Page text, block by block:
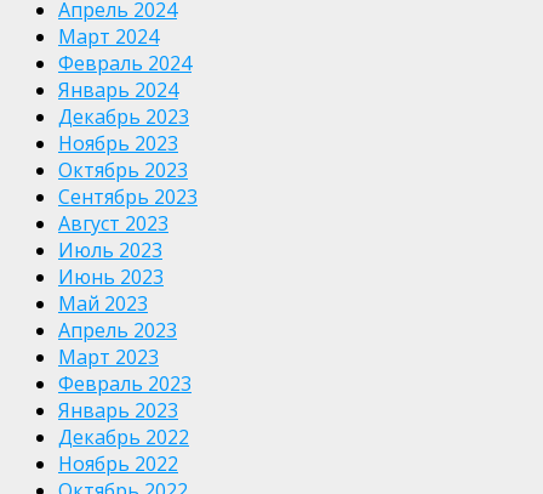
Апрель 2024
Март 2024
Февраль 2024
Январь 2024
Декабрь 2023
Ноябрь 2023
Октябрь 2023
Сентябрь 2023
Август 2023
Июль 2023
Июнь 2023
Май 2023
Апрель 2023
Март 2023
Февраль 2023
Январь 2023
Декабрь 2022
Ноябрь 2022